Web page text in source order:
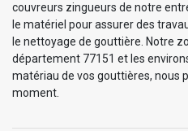
couvreurs zingueurs de notre
le matériel pour assurer des
le nettoyage de gouttière. Notre
département 77151 et les
matériau de vos gouttières, nous
moment.